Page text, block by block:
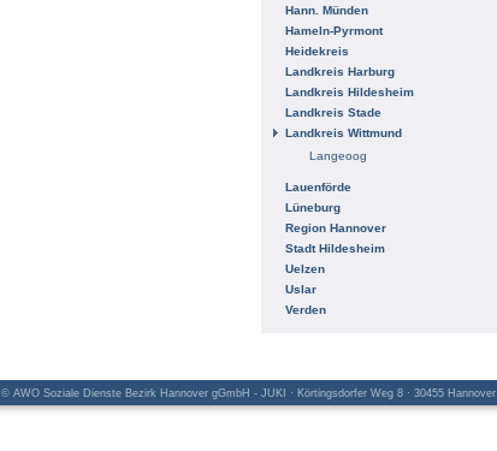
Hann. Münden
Hameln-Pyrmont
Heidekreis
Landkreis Harburg
Landkreis Hildesheim
Landkreis Stade
Landkreis Wittmund
Langeoog
Lauenförde
Lüneburg
Region Hannover
Stadt Hildesheim
Uelzen
Uslar
Verden
© AWO Soziale Dienste Bezirk Hannover gGmbH - JUKI · Körtingsdorfer Weg 8 · 30455 Hannover